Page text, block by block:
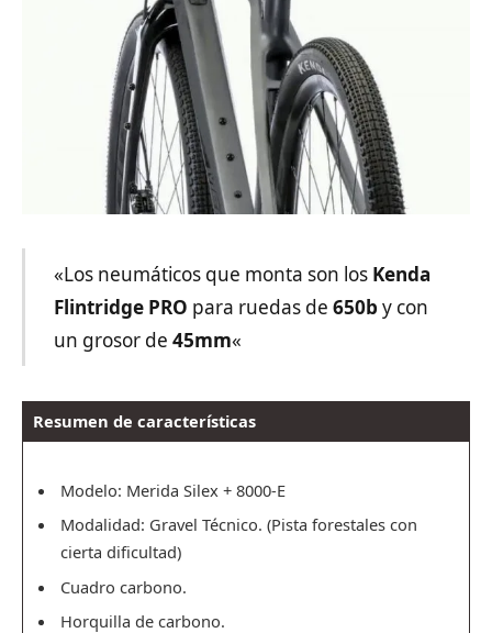
«Los neumáticos que monta son los Kenda
Flintridge PRO para ruedas de 650b y con
un grosor de 45mm«
Resumen de características
Modelo: Merida Silex + 8000-E
Modalidad: Gravel Técnico. (Pista forestales con
cierta dificultad)
Cuadro carbono.
Horquilla de carbono.